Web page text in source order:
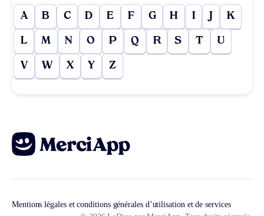
A B C D E F G H I J K
L M N O P Q R S T U
V W X Y Z
Mentions légales et conditions générales d’utilisation et de services